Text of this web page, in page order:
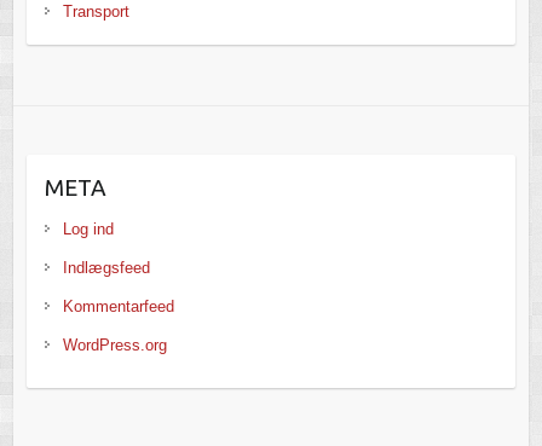
Transport
META
Log ind
Indlægsfeed
Kommentarfeed
WordPress.org